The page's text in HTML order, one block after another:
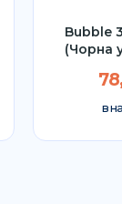
Bubble
(Чорна
в